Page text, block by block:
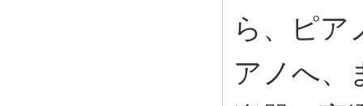
ら、ピア
アノへ、